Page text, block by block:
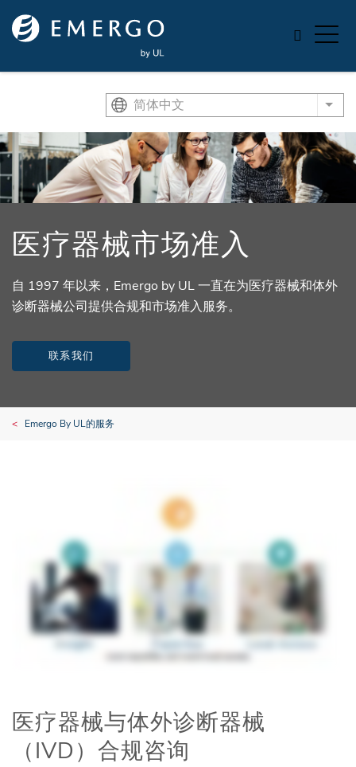
Skip to main content
简体中文 List
医疗器械市场准入
自 1997 年以来，Emergo by UL 一直在为医疗器械和体外
诊断器械公司提供合规和市场准入服务。
联系我们
Emergo By UL的服务
医疗器械与体外诊断器械
（IVD）合规咨询